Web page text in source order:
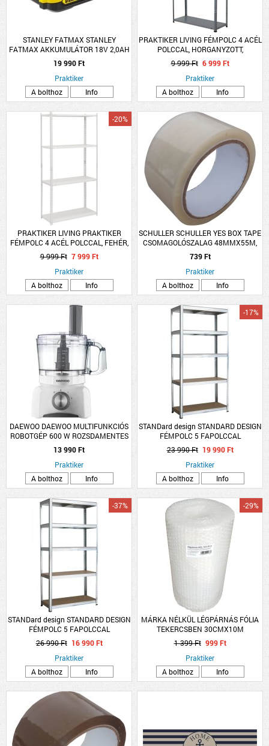
STANLEY FATMAX STANLEY
FATMAX AKKUMULÁTOR 18V 2,0AH
LI-ION
19 990 Ft
Praktiker
A bolthoz
Info
PRAKTIKER LIVING FÉMPOLC 4 ACÉL
POLCCAL, HORGANYZOTT,
150X75X30CM
9 999 Ft 6 999 Ft
Praktiker
A bolthoz
Info
PRAKTIKER LIVING PRAKTIKER
FÉMPOLC 4 ACÉL POLCCAL, FEHÉR,
150X75X30CM
-20%
9 999 Ft 7 999 Ft
Praktiker
A bolthoz
Info
SCHULLER SCHULLER YES BOX TAPE
CSOMAGOLÓSZALAG 48MMX55M,
ÁTLÁTSZÓ
739 Ft
Praktiker
A bolthoz
Info
DAEWOO DAEWOO MULTIFUNKCIÓS
ROBOTGÉP 600 W ROZSDAMENTES
APRÍTÓKÉS
13 990 Ft
Praktiker
A bolthoz
Info
STANDard design STANDARD DESIGN
FÉMPOLC 5 FAPOLCCAL
HORGANYZOTT TEHERB:275
KG/POLC, ÖSSZTB: 1375 KG
180X90X45CM
-17%
23 990 Ft 19 990 Ft
Praktiker
A bolthoz
Info
STANDard design STANDARD DESIGN
FÉMPOLC 5 FAPOLCCAL
HORGANYZOTT TEHERB:175
KG/POLC, ÖSSZTB: 875 KG
180X90X45 CM
-37%
26 990 Ft 16 990 Ft
Praktiker
A bolthoz
Info
MÁRKA NÉLKÜL LÉGPÁRNÁS FÓLIA
TEKERCSBEN 30CMX10M
-29%
1 399 Ft 999 Ft
Praktiker
A bolthoz
Info